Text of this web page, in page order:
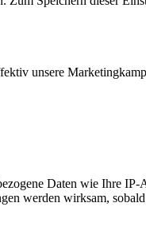
unsere
Daten wie Ihre IP-
werden wirksam,